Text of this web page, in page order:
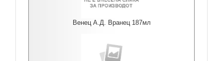
Венец А.Д. Вранец 187мл